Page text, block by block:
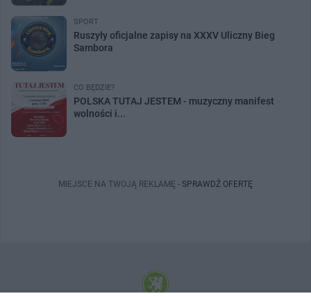
SPORT
Ruszyły oficjalne zapisy na XXXV Uliczny Bieg
Sambora
CO BĘDZIE?
POLSKA TUTAJ JESTEM - muzyczny manifest
wolności i...
MIEJSCE NA TWOJĄ REKLAMĘ - SPRAWDŹ OFERTĘ